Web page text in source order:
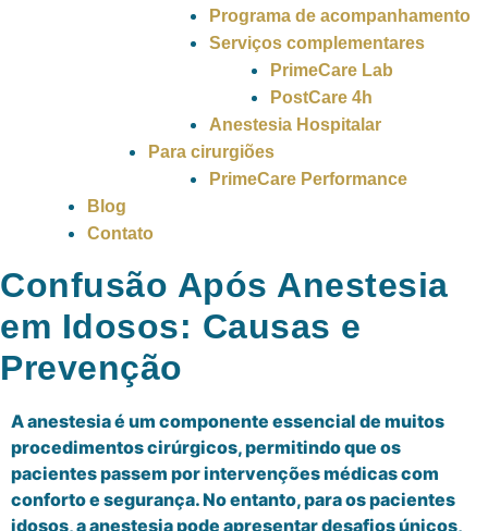
Programa de acompanhamento
Serviços complementares
PrimeCare Lab
PostCare 4h
Anestesia Hospitalar
Para cirurgiões
PrimeCare Performance
Blog
Contato
Confusão Após Anestesia
em Idosos: Causas e
Prevenção
A anestesia é um componente essencial de muitos
procedimentos cirúrgicos, permitindo que os
pacientes passem por intervenções médicas com
conforto e segurança. No entanto, para os pacientes
idosos, a anestesia pode apresentar desafios únicos,